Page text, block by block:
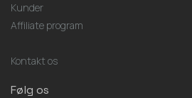
Kunder
Affiliate program
Kontakt os
Følg os